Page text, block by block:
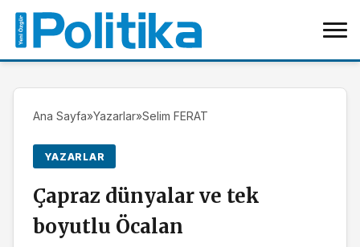
Ana Sayfa»Yazarlar»Selim FERAT
YAZARLAR
Çapraz dünyalar ve tek
boyutlu Öcalan